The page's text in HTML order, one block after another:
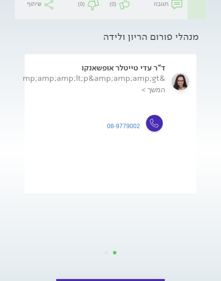
תגובה (0)
(0) שיתוף
מנהלי פורום הריון ולידה
ד"ר עדי טייטלר אופשאנקו
&amp;amp;amp;lt;p&amp;amp;amp;gt;ד&amp;amp;amp;amp;quot;...
המשך >
08-9779002